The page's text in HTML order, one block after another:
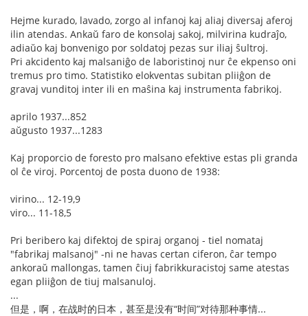
Hejme kurado, lavado, zorgo al infanoj kaj aliaj diversaj aferoj
ilin atendas. Ankaŭ faro de konsolaj sakoj, milvirina kudraĵo,
adiaŭo kaj bonvenigo por soldatoj pezas sur iliaj ŝultroj.
Pri akcidento kaj malsaniĝo de laboristinoj nur ĉe ekpenso oni
tremus pro timo. Statistiko elokventas subitan pliiĝon de
gravaj vunditoj inter ili en maŝina kaj instrumenta fabrikoj.
aprilo 1937...852
aŭgusto 1937...1283
Kaj proporcio de foresto pro malsano efektive estas pli granda
ol ĉe viroj. Porcentoj de posta duono de 1938:
virino... 12-19,9
viro... 11-18,5
Pri beribero kaj difektoj de spiraj organoj - tiel nomataj
"fabrikaj malsanoj" -ni ne havas certan ciferon, ĉar tempo
ankoraŭ mallongas, tamen ĉiuj fabrikkuracistoj same atestas
egan pliiĝon de tiuj malsanuloj.
...
但是，啊，在战时的日本，甚至是没有“时间”对待那种事情...